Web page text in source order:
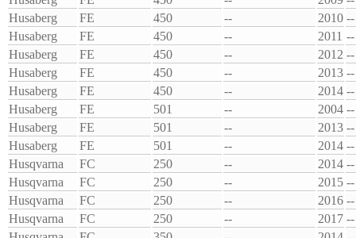
Husaberg
FE 450 -- 2010 --
Husaberg
FE 450 -- 2011 --
Husaberg
FE 450 -- 2012 --
Husaberg
FE 450 -- 2013 --
Husaberg
FE 450 -- 2014 --
Husaberg
FE 501 -- 2004 --
Husaberg
FE 501 -- 2013 --
Husaberg
FE 501 -- 2014 --
Husqvarna
FC 250 -- 2014 --
Husqvarna
FC 250 -- 2015 --
Husqvarna
FC 250 -- 2016 --
Husqvarna
FC 250 -- 2017 --